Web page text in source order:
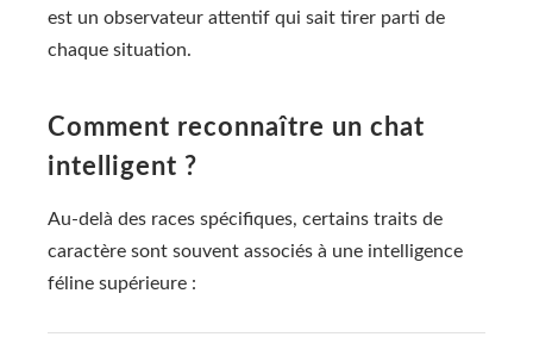
est un observateur attentif qui sait tirer parti de
chaque situation.
Comment reconnaître un chat
intelligent ?
Au-delà des races spécifiques, certains traits de
caractère sont souvent associés à une intelligence
féline supérieure :